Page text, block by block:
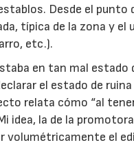
Desde el
típica de la zona y
etc.).
en tan mal
el estado de
relata cómo “al
idea, la de la
volumétricamente el